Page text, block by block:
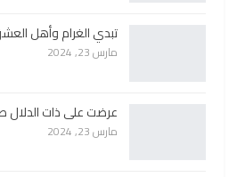
تبدي الغرام وأهل
مارس 23, 2024
عرضت على ذات الدلال
مارس 23, 2024